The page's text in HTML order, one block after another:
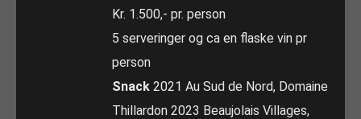
Kr. 1.500,- pr. person
5 serveringer og ca en flaske vin pr
person
Snack 2021 Au Sud de Nord, Domaine
Thillardon 2023 Beaujolais Villages,